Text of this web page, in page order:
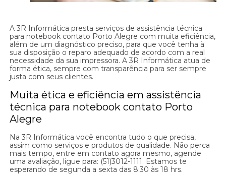
A 3R Informática presta serviços de assistência técnica
para notebook contato Porto Alegre com muita eficiência,
além de um diagnóstico preciso, para que você tenha à
sua disposição o reparo adequado de acordo com a real
necessidade da sua impressora. A 3R Informática atua de
forma ética, sempre com transparência para ser sempre
justa com seus clientes.
Muita ética e eficiência em assistência
técnica para notebook contato Porto
Alegre
Na 3R Informática você encontra tudo o que precisa,
assim como serviços e produtos de qualidade. Não perca
mais tempo, entre em contato agora mesmo, agende
uma avaliação, ligue para: (51)3012-1111. Estamos te
esperando de segunda a sexta das 8:30 às 18 hrs.